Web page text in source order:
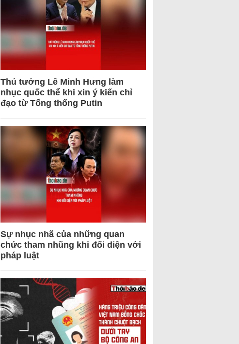
Thủ tướng Lê Minh Hưng làm
nhục quốc thể khi xin ý kiến chỉ
đạo từ Tổng thống Putin
Sự nhục nhã của những quan
chức tham nhũng khi đối diện với
pháp luật